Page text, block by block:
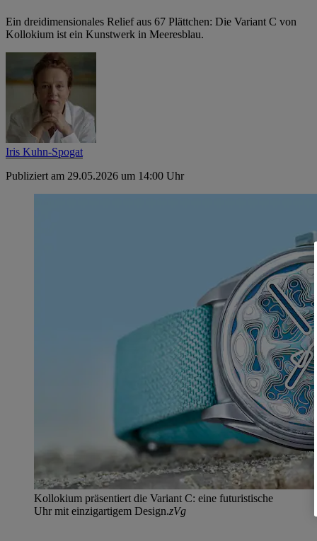
Ein dreidimensionales Relief aus 67 Plättchen: Die Variant C von
Kollokium ist ein Kunstwerk in Meeresblau.
Iris Kuhn-Spogat
Publiziert am 29.05.2026 um 14:00 Uhr
Kollokium präsentiert die Variant C: eine futuristische
Uhr mit einzigartigem Design.zVg